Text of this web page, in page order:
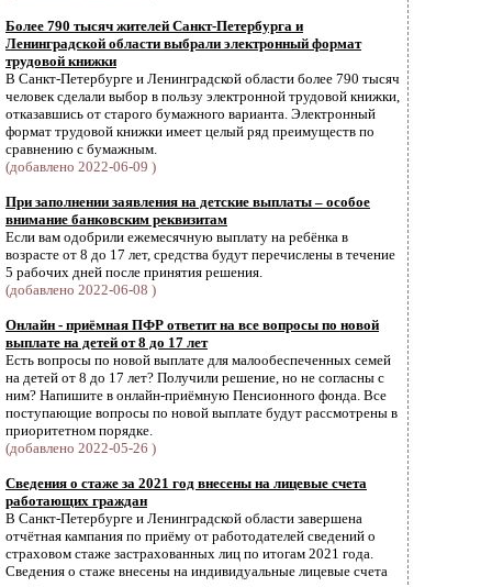
Более 790 тысяч жителей Санкт-Петербурга и
Ленинградской области выбрали электронный формат
трудовой книжки
В Санкт-Петербурге и Ленинградской области более 790 тысяч
человек сделали выбор в пользу электронной трудовой книжки,
отказавшись от старого бумажного варианта. Электронный
формат трудовой книжки имеет целый ряд преимуществ по
сравнению с бумажным.
(добавлено 2022-06-09 )
При заполнении заявления на детские выплаты – особое
внимание банковским реквизитам
Если вам одобрили ежемесячную выплату на ребёнка в
возрасте от 8 до 17 лет, средства будут перечислены в течение
5 рабочих дней после принятия решения.
(добавлено 2022-06-08 )
Онлайн - приёмная ПФР ответит на все вопросы по новой
выплате на детей от 8 до 17 лет
Есть вопросы по новой выплате для малообеспеченных семей
на детей от 8 до 17 лет? Получили решение, но не согласны с
ним? Напишите в онлайн-приёмную Пенсионного фонда. Все
поступающие вопросы по новой выплате будут рассмотрены в
приоритетном порядке.
(добавлено 2022-05-26 )
Сведения о стаже за 2021 год внесены на лицевые счета
работающих граждан
В Санкт-Петербурге и Ленинградской области завершена
отчётная кампания по приёму от работодателей сведений о
страховом стаже застрахованных лиц по итогам 2021 года.
Cведения о стаже внесены на индивидуальные лицевые счета